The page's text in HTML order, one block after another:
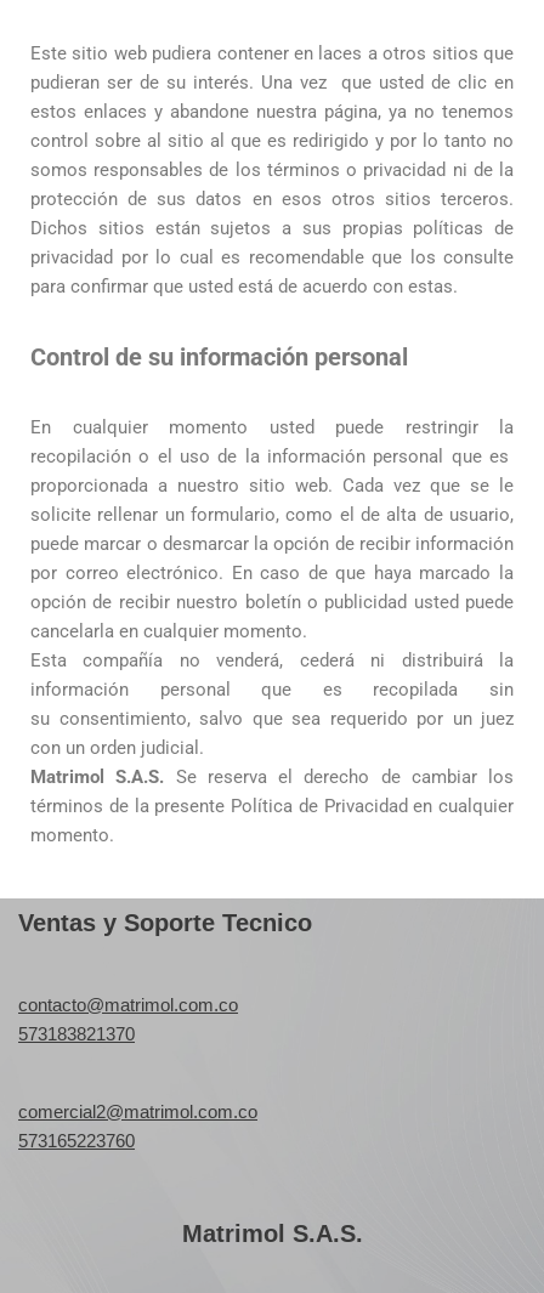
Este sitio web pudiera contener en laces a otros sitios que
pudieran ser de su interés. Una vez que usted de clic en
estos enlaces y abandone nuestra página, ya no tenemos
control sobre al sitio al que es redirigido y por lo tanto no
somos responsables de los términos o privacidad ni de la
protección de sus datos en esos otros sitios terceros.
Dichos sitios están sujetos a sus propias políticas de
privacidad por lo cual es recomendable que los consulte
para confirmar que usted está de acuerdo con estas.
Control de su información personal
En cualquier momento usted puede restringir la
recopilación o el uso de la información personal que es
proporcionada a nuestro sitio web. Cada vez que se le
solicite rellenar un formulario, como el de alta de usuario,
puede marcar o desmarcar la opción de recibir información
por correo electrónico. En caso de que haya marcado la
opción de recibir nuestro boletín o publicidad usted puede
cancelarla en cualquier momento.
Esta compañía no venderá, cederá ni distribuirá la
información personal que es recopilada sin
su consentimiento, salvo que sea requerido por un juez
con un orden judicial.
Matrimol S.A.S. Se reserva el derecho de cambiar los
términos de la presente Política de Privacidad en cualquier
momento.
Ventas y Soporte Tecnico
contacto@matrimol.com.co
573183821370
comercial2@matrimol.com.co
573165223760
Matrimol S.A.S.